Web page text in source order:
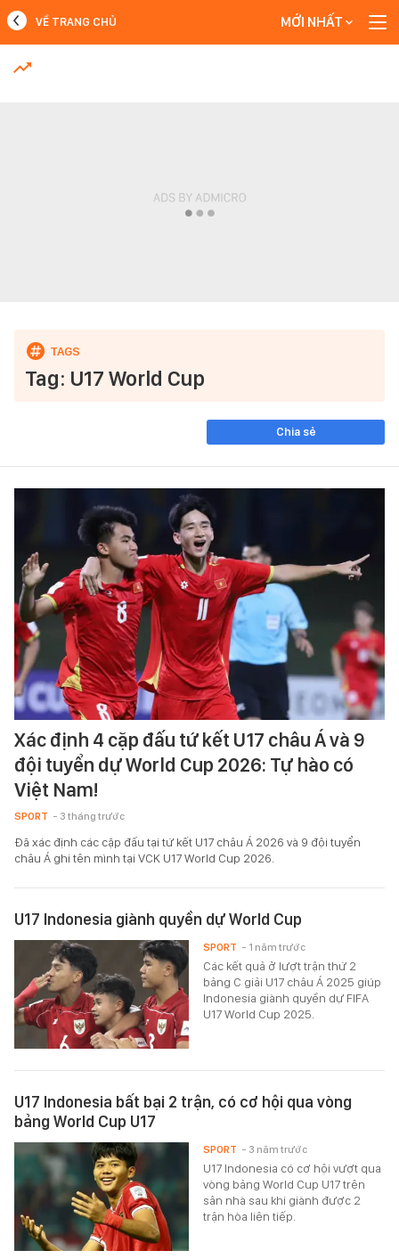
MỚI NHẤT
VỀ TRANG CHỦ MỚI NHẤT
Tag: U17 World Cup
Chia sẻ
Xác định 4 cặp đấu tứ kết U17 châu Á và 9
đội tuyển dự World Cup 2026: Tự hào có
Việt Nam!
SPORT - 3 tháng trước
Đã xác định các cặp đấu tại tứ kết U17 châu Á 2026 và 9 đội tuyển
châu Á ghi tên mình tại VCK U17 World Cup 2026.
U17 Indonesia giành quyền dự World Cup
Các kết quả ở lượt trận thứ 2
bảng C giải U17 châu Á 2025 giúp
Indonesia giành quyền dự FIFA
U17 World Cup 2025.
SPORT - 1 năm trước
U17 Indonesia bất bại 2 trận, có cơ hội qua vòng
bảng World Cup U17
U17 Indonesia có cơ hội vượt qua
vòng bảng World Cup U17 trên
sân nhà sau khi giành được 2
trận hòa liên tiếp.
SPORT - 3 năm trước